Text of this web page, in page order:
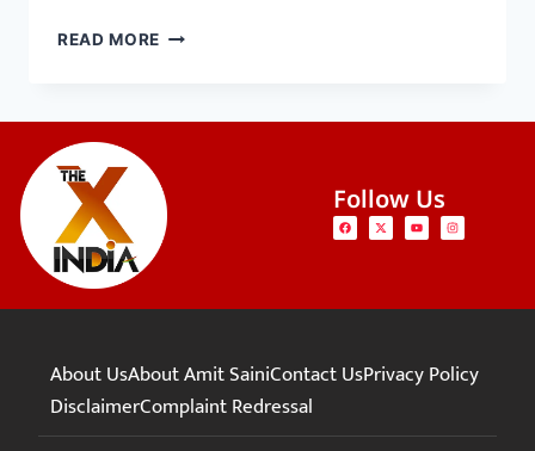
READ MORE
Follow Us
About UsAbout Amit SainiContact UsPrivacy Policy
DisclaimerComplaint Redressal